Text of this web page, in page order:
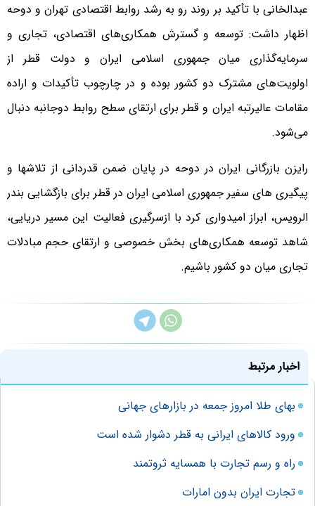
عبدالخانی با تأکید بر روند رو به رشد روابط اقتصادی تهران و دوحه
اظهار داشت: توسعه و گسترش همکاری‌های اقتصادی، تجاری و
سرمایه‌گذاری میان جمهوری اسلامی ایران و دولت قطر از
اولویت‌های مشترک دو کشور بوده و در چارچوب تأکیدات و اراده
مقامات عالیرتبه ایران و قطر برای ارتقای سطح روابط دوجانبه دنبال
می‌شود.
رایزن بازرگانی ایران در دوحه در پایان ضمن قدردانی از تلاشها و
پیگیری های سفیر جمهوری اسلامی ایران در قطر برای بازگشایی بندر
الرویس، ابراز امیدواری کرد با ازسرگیری فعالیت این مسیر دریایی،
شاهد توسعه همکاری‌های بخش خصوصی و ارتقای حجم مبادلات
تجاری میان دو کشور باشیم.
اخبار مرتبط
بهای طلا امروز جمعه در بازارهای جهانی
ورود کالاهای ایرانی به قطر دشوار شده است
راه و رسم تجارت با همسایه ثروتمند
تجارت ایران بدون امارات